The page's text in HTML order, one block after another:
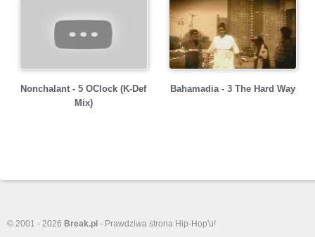
Nonchalant - 5 OClock (K-Def
Mix)
Bahamadia - 3 The Hard Way
© 2001 - 2026 Break.pl - Prawdziwa strona Hip-Hop'u!